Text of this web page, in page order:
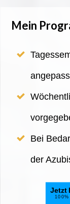
Mein
Bei
der
Jetzt
100%